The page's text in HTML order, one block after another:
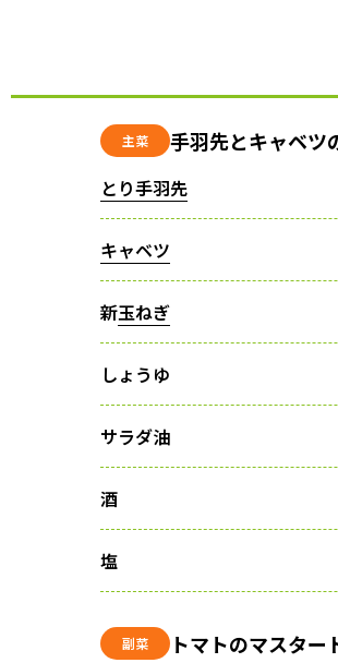
主菜 手羽先とキャベツ
とり手羽先
キャベツ
新玉ねぎ
しょうゆ
サラダ油
酒
塩
副菜 トマトのマスター